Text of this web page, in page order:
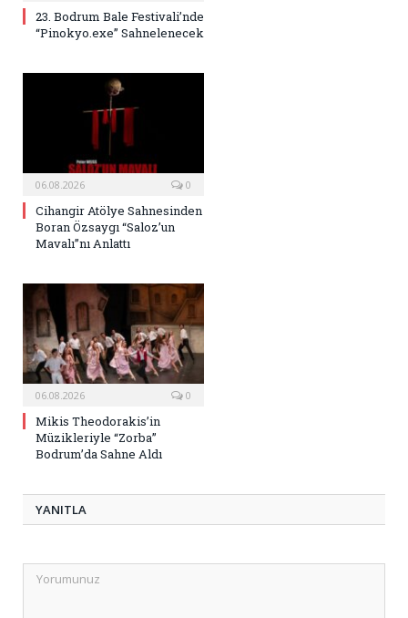
23. Bodrum Bale Festivali’nde
“Pinokyo.exe” Sahnelenecek
06.08.2026 0
Cihangir Atölye Sahnesinden
Boran Özsaygı “Saloz’un
Mavalı”nı Anlattı
06.08.2026 0
Mikis Theodorakis’in
Müzikleriyle “Zorba”
Bodrum’da Sahne Aldı
YANITLA